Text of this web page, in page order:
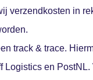
verzendkosten in
track & trace.
Logistics en